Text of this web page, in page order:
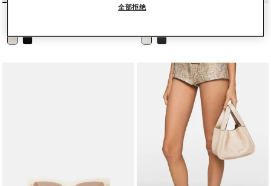
Ryder按扣饰钉平底芭蕾舞鞋
全部拒绝